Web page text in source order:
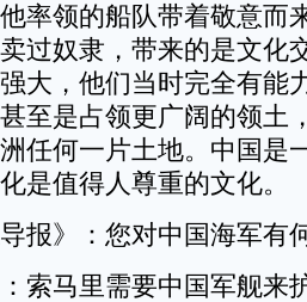
率领的船队带着敬意而
过奴隶，带来的是文化
大，他们当时完全有能
至是占领更广阔的领土
任何一片土地。中国是
是值得人尊重的文化。
》：您对中国海军有
马里需要中国军舰来